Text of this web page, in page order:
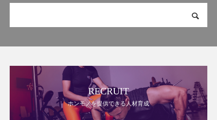
RECRUIT
ホンモノを提供できる人材育成